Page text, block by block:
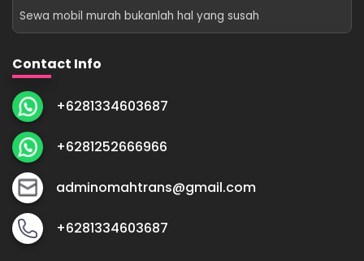
Sewa mobil murah bukanlah hal yang susah
Contact Info
+6281334603687
+6281252666966
adminomahtrans@gmail.com
+6281334603687